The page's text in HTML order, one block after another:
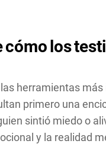
cómolos
herramientas
primero una
sintió miedo o
y la realidad